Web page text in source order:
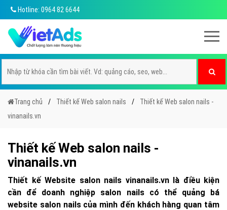
Hotline: 0964 82 6644
Trang chủ Thiết kế Web salon nails
Thiết kế Web salon nails -
vinanails.vn
Thiết kế Web salon nails -
vinanails.vn
Thiết kế Website salon nails vinanails.vn là điều kiện
cần để doanh nghiệp salon nails có thể quảng bá
website salon nails của mình đến khách hàng quan tâm